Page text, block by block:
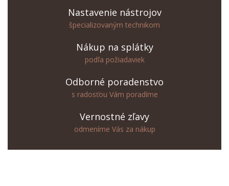
Nastavenie nástrojov
špecializovaným technikom
Nákup na splátky
podľa požiadaviek
Odborné poradenstvo
s radosťou Vám poradíme
Vernostné zľavy
odmeníme Vás za nákup